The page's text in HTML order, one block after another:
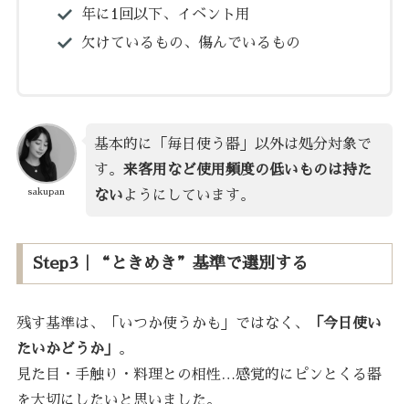
年に1回以下、イベント用
欠けているもの、傷んでいるもの
sakupan
基本的に「毎日使う器」以外は処分対象で
す。来客用など使用頻度の低いものは持た
ない ようにしています。
Step3｜“ときめき”基準で選別する
残す基準は、「いつか使うかも」ではなく、
「今日使い
たいかどうか」 。
見た目・手触り・料理との相性…感覚的にピンとくる器
を大切にしたいと思いました。